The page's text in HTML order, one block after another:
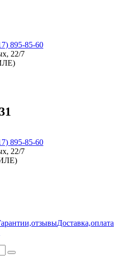
895-85-60
22/7
895-85-60
22/7
Доставка,оплата